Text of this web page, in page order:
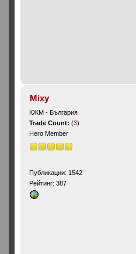
Mixy
КЖМ - България
Trade Count:(3)
Hero Member
Публикации: 1542
Рейтинг: 387